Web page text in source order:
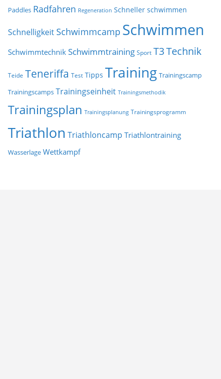
Paddles Radfahren Regeneration Schneller schwimmen
Schnelligkeit Schwimmcamp Schwimmen
Schwimmtechnik Schwimmtraining Sport T3Technik
Teide Teneriffa Test Tipps Training Trainingscamp
Trainingscamps Trainingseinheit Trainingsmethodik
Trainingsplan Trainingsplanung Trainingsprogramm
Triathlon Triathloncamp Triathlontraining
Wasserlage Wettkampf